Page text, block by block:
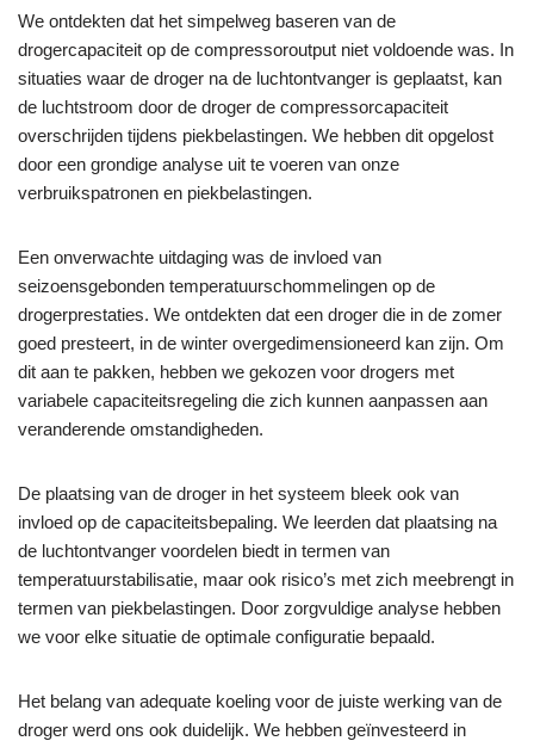
We ontdekten dat het simpelweg baseren van de
drogercapaciteit op de compressoroutput niet voldoende was. In
situaties waar de droger na de luchtontvanger is geplaatst, kan
de luchtstroom door de droger de compressorcapaciteit
overschrijden tijdens piekbelastingen. We hebben dit opgelost
door een grondige analyse uit te voeren van onze
verbruikspatronen en piekbelastingen.
Een onverwachte uitdaging was de invloed van
seizoensgebonden temperatuurschommelingen op de
drogerprestaties. We ontdekten dat een droger die in de zomer
goed presteert, in de winter overgedimensioneerd kan zijn. Om
dit aan te pakken, hebben we gekozen voor drogers met
variabele capaciteitsregeling die zich kunnen aanpassen aan
veranderende omstandigheden.
De plaatsing van de droger in het systeem bleek ook van
invloed op de capaciteitsbepaling. We leerden dat plaatsing na
de luchtontvanger voordelen biedt in termen van
temperatuurstabilisatie, maar ook risico’s met zich meebrengt in
termen van piekbelastingen. Door zorgvuldige analyse hebben
we voor elke situatie de optimale configuratie bepaald.
Het belang van adequate koeling voor de juiste werking van de
droger werd ons ook duidelijk. We hebben geïnvesteerd in